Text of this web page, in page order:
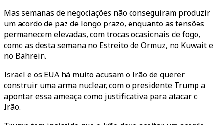
Mas semanas de negociações não conseguiram produzir
um acordo de paz de longo prazo, enquanto as tensões
permanecem elevadas, com trocas ocasionais de fogo,
como as desta semana no Estreito de Ormuz, no Kuwait e
no Bahrein.
Israel e os EUA há muito acusam o Irão de querer
construir uma arma nuclear, com o presidente Trump a
apontar essa ameaça como justificativa para atacar o
Irão.